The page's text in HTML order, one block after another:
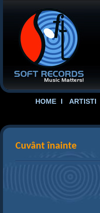
HOME ARTISTI
Cuvânt înainte